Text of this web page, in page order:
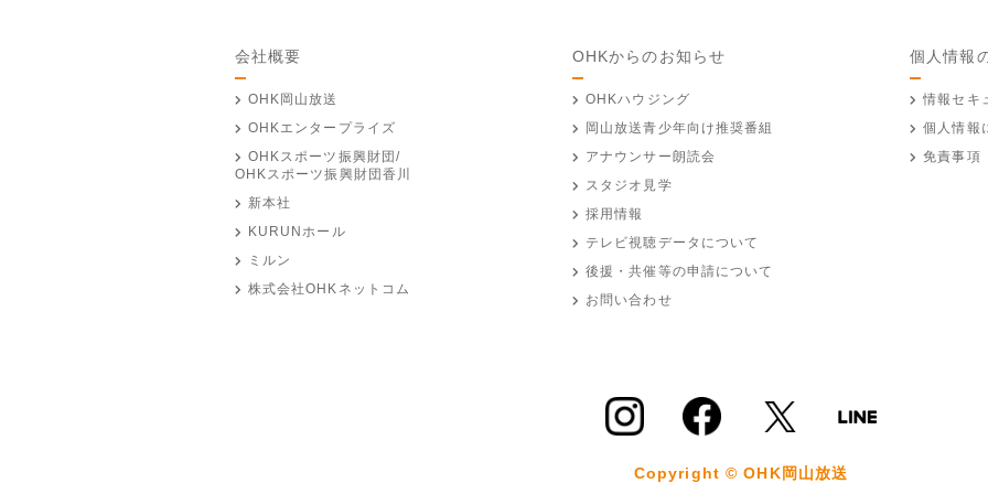
会社概要
OHK岡山放送
OHKエンタープライズ
OHKスポーツ振興財団/
OHKスポーツ振興財団香川
新本社
KURUNホール
ミルン
株式会社OHKネットコム
OHKからのお知らせ
OHKハウジング
岡山放送青少年向け推奨番組
アナウンサー朗読会
スタジオ見学
採用情報
テレビ視聴データについて
後援・共催等の申請について
お問い合わせ
個人情報
情報セキ
個人情報
免責事項
Copyright © OHK岡山放送